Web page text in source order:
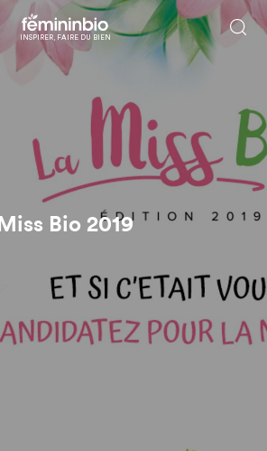
INSPIRER, FAIRE DU BIEN
Miss Bio 2019